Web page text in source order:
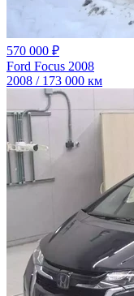
570 000 ₽
Ford Focus 2008
2008 / 173 000 км